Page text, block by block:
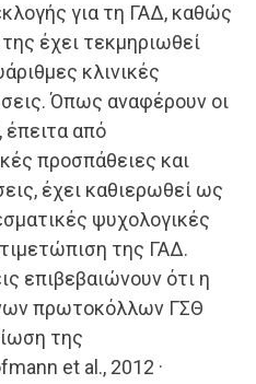
για τη ΓΑΔ, καθώς
έχει τεκμηριωθεί
κλινικές
Όπως αναφέρουν οι
έπειτα από
προσπάθειες και
έχει καθιερωθεί ως
ψυχολογικές
της ΓΑΔ.
επιβεβαιώνουν ότι η
πρωτοκόλλων ΓΣΘ
της
et al., 2012 ·